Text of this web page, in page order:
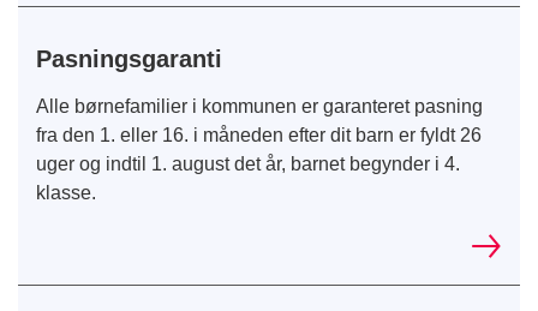
Pasningsgaranti
Alle børnefamilier i kommunen er garanteret pasning
fra den 1. eller 16. i måneden efter dit barn er fyldt 26
uger og indtil 1. august det år, barnet begynder i 4.
klasse.